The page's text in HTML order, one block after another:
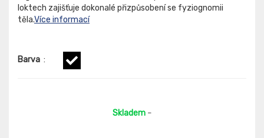
loktech zajišťuje dokonalé přizpůsobení se fyziognomii
těla.Více informací
Barva :
Skladem -